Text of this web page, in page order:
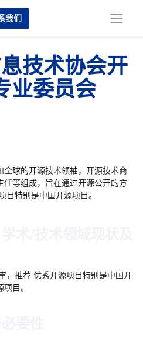
我们
技术协会开
业委员会
球的开源技术领袖，开源技术商
任等组成，旨在通过开源公开的方
特别是中国开源项目。
，推荐 优秀开源项目特别是中国开
目。